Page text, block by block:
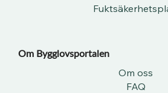
Om Bygglovsportalen​
Om oss
FAQ